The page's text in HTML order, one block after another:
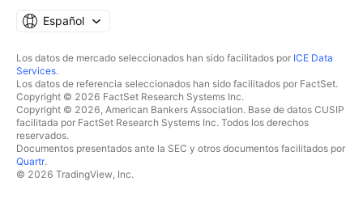
Español
Los datos de mercado seleccionados han sido facilitados por ICE Data
Services.
Los datos de referencia seleccionados han sido facilitados por FactSet.
Copyright © 2026 FactSet Research Systems Inc.
Copyright © 2026, American Bankers Association. Base de datos CUSIP
facilitada por FactSet Research Systems Inc. Todos los derechos
reservados.
Documentos presentados ante la SEC y otros documentos facilitados por
Quartr.
© 2026 TradingView, Inc.